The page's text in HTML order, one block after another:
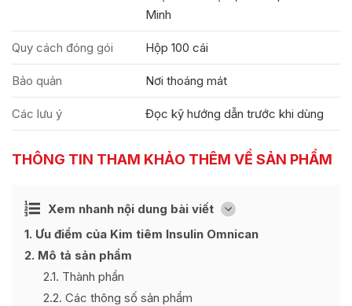
Minh
Quy cách đóng gói Hộp 100 cái
Bảo quản Nơi thoáng mát
Các lưu ý Đọc kỹ hướng dẫn trước khi dùng
THÔNG TIN THAM KHẢO THÊM VỀ SẢN PHẨM
Xem nhanh nội dung bài viết [
Ẩn
1 Ưu điểm của Kim tiêm Insulin Omnican
2 Mô tả sản phẩm
2.1 Thành phần
2.2 Các thông số sản phẩm